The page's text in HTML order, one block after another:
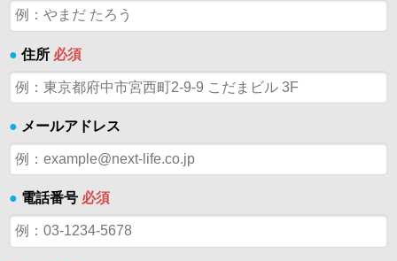
● 住所 必須
● メールアドレス
● 電話番号 必須